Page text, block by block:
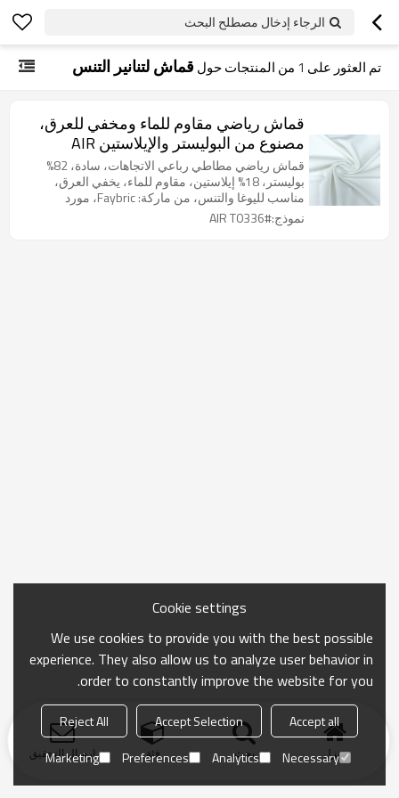
الرجاء إدخال مصطلح البحث
تم العثور على 1 من المنتجات حول قماش لتنانير التنس
قماش رياضي مقاوم للماء ومخفي للعرق،
مصنوع من البوليستر والإيلاستين AIR
T0336 بوزن 240 جرامًا للمتر المربع
قماش رياضي مطاطي رباعي الاتجاهات، سادة، 82%
بوليستر، 18% إيلاستين، مقاوم للماء، يخفي العرق،
مناسب لليوغا والتنس، من ماركة: Faybric، مورد
نموذج:#AIR T0336
منزل بحث فئة ارسال التحقيق
Cookie settings
We use cookies to provide you with the best possible
experience. They also allow us to analyze user behavior in
order to constantly improve the website for you.
Accept all
Accept Selection
Reject All
Necessary
Analytics
Preferences
Marketing